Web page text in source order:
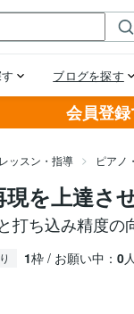
会員登
ッスン・指導 ピアノ
を上達さ
打ち込み精度の
1枠 / お願い中： 0人